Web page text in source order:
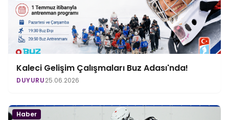
Kaleci Gelişim Çalışmaları Buz Adası'nda!
DUYURU25.06.2026
Haber